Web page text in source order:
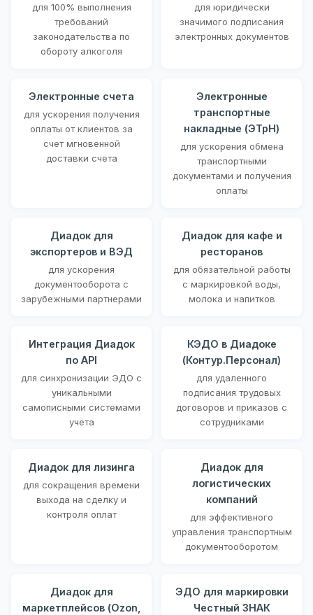
для 100% выполнения
требований
законодательства по
обороту алкоголя
для юридически
значимого подписания
электронных документов
Электронные счета
для ускорения получения
оплаты от клиентов за
счет мгновенной
доставки счета
Электронные
транспортные
накладные (ЭТрН)
для ускорения обмена
транспортными
документами и получения
оплаты
Диадок для
экспортеров и ВЭД
для ускорения
документооборота с
зарубежными партнерами
Диадок для кафе и
ресторанов
для обязательной работы
с маркировкой воды,
молока и напитков
Интеграция Диадок
по API
для синхронизации ЭДО с
уникальными
самописными системами
учета
КЭДО в Диадоке
(Контур.Персонал)
для удаленного
подписания трудовых
договоров и приказов с
сотрудниками
Диадок для лизинга
для сокращения времени
выхода на сделку и
контроля оплат
Диадок для
логистических
компаний
для эффективного
управления транспортным
документооборотом
Диадок для
маркетплейсов (Ozon,
ЭДО для маркировки
Честный ЗНАК